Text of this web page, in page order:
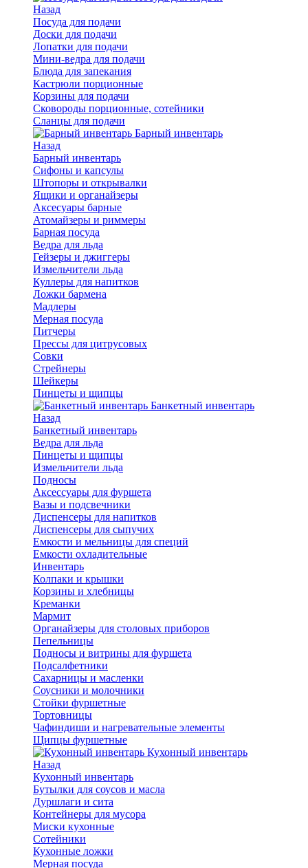
Назад
Посуда для подачи
Доски для подачи
Лопатки для подачи
Мини-ведра для подачи
Блюда для запекания
Кастрюли порционные
Корзины для подачи
Сковороды порционные, сотейники
Сланцы для подачи
Барный инвентарь
Назад
Барный инвентарь
Сифоны и капсулы
Штопоры и открывалки
Ящики и органайзеры
Аксесуары барные
Атомайзеры и риммеры
Барная посуда
Ведра для льда
Гейзеры и джиггеры
Измельчители льда
Куллеры для напитков
Ложки бармена
Мадлеры
Мерная посуда
Питчеры
Прессы для цитрусовых
Совки
Стрейнеры
Шейкеры
Пинцеты и щипцы
Банкетный инвентарь
Назад
Банкетный инвентарь
Ведра для льда
Пинцеты и щипцы
Измельчители льда
Подносы
Аксессуары для фуршета
Вазы и подсвечники
Диспенсеры для напитков
Диспенсеры для сыпучих
Емкости и мельницы для специй
Емкости охладительные
Инвентарь
Колпаки и крышки
Корзины и хлебницы
Креманки
Мармит
Органайзеры для столовых приборов
Пепельницы
Подносы и витрины для фуршета
Подсалфетники
Сахарницы и масленки
Соусники и молочники
Стойки фуршетные
Тортовницы
Чафиндиши и нагревательные элементы
Щипцы фуршетные
Кухонный инвентарь
Назад
Кухонный инвентарь
Бутылки для соусов и масла
Дуршлаги и сита
Контейнеры для мусора
Миски кухонные
Сотейники
Кухонные ложки
Мерная посуда